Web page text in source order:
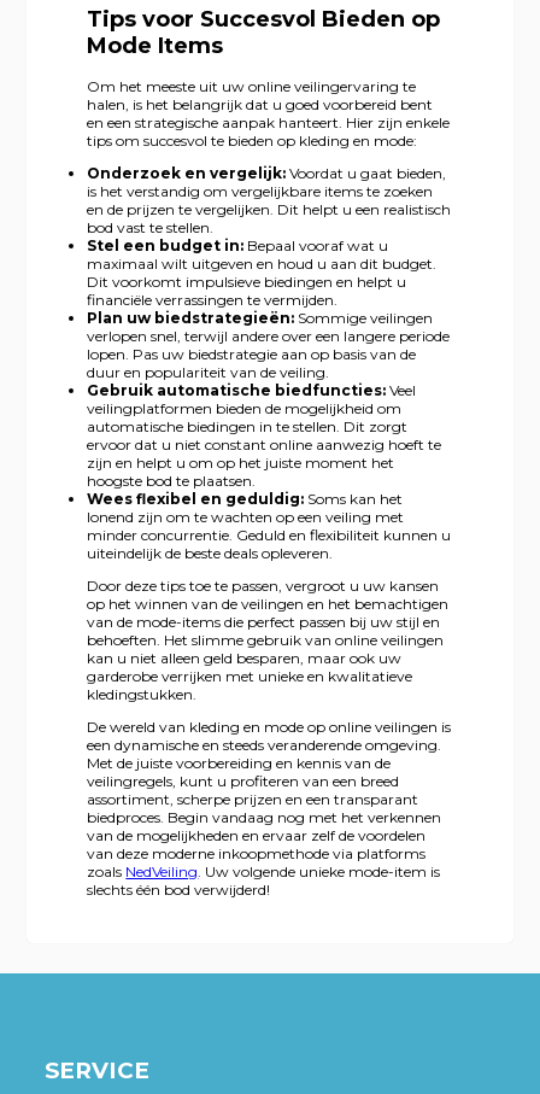
Tips voor Succesvol Bieden op
Mode Items
Om het meeste uit uw online veilingervaring te
halen, is het belangrijk dat u goed voorbereid bent
en een strategische aanpak hanteert. Hier zijn enkele
tips om succesvol te bieden op kleding en mode:
Onderzoek en vergelijk: Voordat u gaat bieden,
is het verstandig om vergelijkbare items te zoeken
en de prijzen te vergelijken. Dit helpt u een realistisch
bod vast te stellen.
Stel een budget in: Bepaal vooraf wat u
maximaal wilt uitgeven en houd u aan dit budget.
Dit voorkomt impulsieve biedingen en helpt u
financiële verrassingen te vermijden.
Plan uw biedstrategieën: Sommige veilingen
verlopen snel, terwijl andere over een langere periode
lopen. Pas uw biedstrategie aan op basis van de
duur en populariteit van de veiling.
Gebruik automatische biedfuncties: Veel
veilingplatformen bieden de mogelijkheid om
automatische biedingen in te stellen. Dit zorgt
ervoor dat u niet constant online aanwezig hoeft te
zijn en helpt u om op het juiste moment het
hoogste bod te plaatsen.
Wees flexibel en geduldig: Soms kan het
lonend zijn om te wachten op een veiling met
minder concurrentie. Geduld en flexibiliteit kunnen u
uiteindelijk de beste deals opleveren.
Door deze tips toe te passen, vergroot u uw kansen
op het winnen van de veilingen en het bemachtigen
van de mode-items die perfect passen bij uw stijl en
behoeften. Het slimme gebruik van online veilingen
kan u niet alleen geld besparen, maar ook uw
garderobe verrijken met unieke en kwalitatieve
kledingstukken.
De wereld van kleding en mode op online veilingen is
een dynamische en steeds veranderende omgeving.
Met de juiste voorbereiding en kennis van de
veilingregels, kunt u profiteren van een breed
assortiment, scherpe prijzen en een transparant
biedproces. Begin vandaag nog met het verkennen
van de mogelijkheden en ervaar zelf de voordelen
van deze moderne inkoopmethode via platforms
zoals NedVeiling. Uw volgende unieke mode-item is
slechts één bod verwijderd!
SERVICE